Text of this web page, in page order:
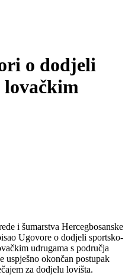
o dodjeli
lovačkim
i šumarstva Hercegbosanske
Ugovore o dodjeli sportsko-
udrugama s područja
uspješno okončan postupak
za dodjelu lovišta.